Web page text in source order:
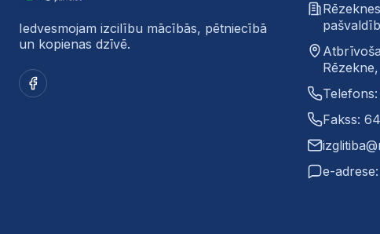
Iedvesmojam izcilību mācībās, pētniecībā
un kopienas dzīvē.
Facebook
Fakss:
e-